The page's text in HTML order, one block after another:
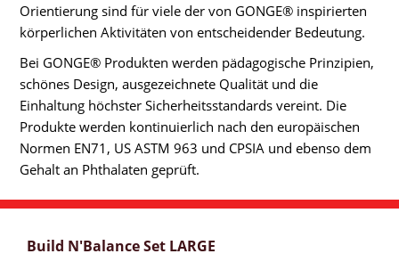
Orientierung sind für viele der von GONGE® inspirierten
körperlichen Aktivitäten von entscheidender Bedeutung.
Bei GONGE® Produkten werden pädagogische Prinzipien,
schönes Design, ausgezeichnete Qualität und die
Einhaltung höchster Sicherheitsstandards vereint. Die
Produkte werden kontinuierlich nach den europäischen
Normen EN71, US ASTM 963 und CPSIA und ebenso dem
Gehalt an Phthalaten geprüft.
Build N'Balance Set LARGE